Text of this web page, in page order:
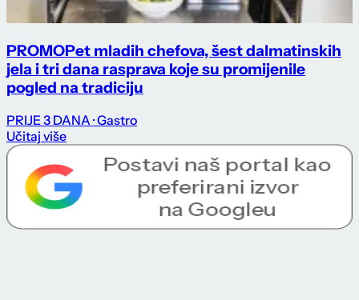
PROMOPet mladih chefova, šest dalmatinskih
jela i tri dana rasprava koje su promijenile
pogled na tradiciju
PRIJE 3 DANA · Gastro
Učitaj više